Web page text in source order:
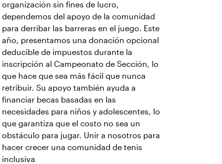
organización sin fines de lucro,
dependemos del apoyo de la comunidad
para derribar las barreras en el juego. Este
año, presentamos una donación opcional
deducible de impuestos durante la
inscripción al Campeonato de Sección, lo
que hace que sea más fácil que nunca
retribuir. Su apoyo también ayuda a
financiar becas basadas en las
necesidades para niños y adolescentes, lo
que garantiza que el costo no sea un
obstáculo para jugar. Unir a nosotros para
hacer crecer una comunidad de tenis
inclusiva